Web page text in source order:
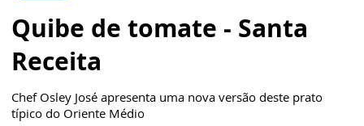
Quibe de tomate - Santa
Receita
Chef Osley José apresenta uma nova versão deste prato
típico do Oriente Médio